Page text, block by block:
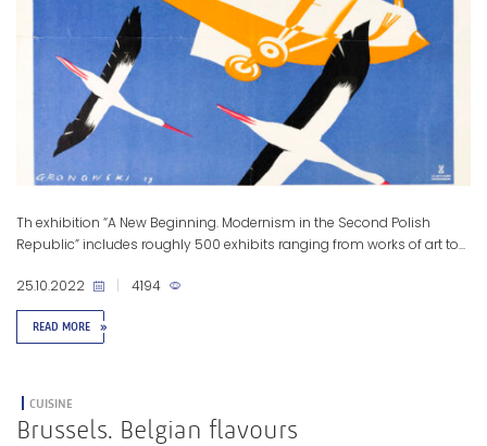
Th exhibition “A New Beginning. Modernism in the Second Polish
Republic” includes roughly 500 exhibits ranging from works of art to...
READ MORE »
25.10.2022 4194
CUISINE
Brussels. Belgian flavours